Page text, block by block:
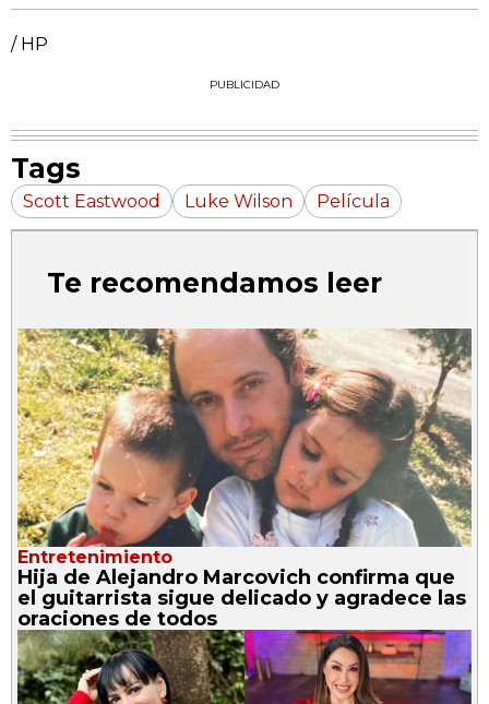
/ HP
PUBLICIDAD
Tags
Scott Eastwood Luke Wilson Película
Te recomendamos leer
Entretenimiento
Hija de Alejandro Marcovich confirma que
el guitarrista sigue delicado y agradece las
oraciones de todos